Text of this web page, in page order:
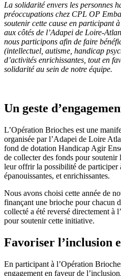
La solidarité envers les personnes
préoccupations chez CPL OP
soutenir cette cause en participant
aux côtés de l’Adapei de Loire-
nous participons afin de faire
(intellectuel, autisme, handicap
d’activités enrichissantes, tout en
solidarité au sein de notre équipe.
Un geste
L’Opération Brioches est une
organisée par l’Adapei de Loire
fond de dotation Handicap Agir
de collecter des fonds pour soutenir
leur offrir la possibilité de participer
épanouissantes, et enrichissantes.
Nous avons choisi cette année de
finançant une brioche pour chacun
collecté a été reversé directement
pour soutenir cette initiative.
Favoriser l’inclusion
En participant à l’Opération
engagement en faveur de